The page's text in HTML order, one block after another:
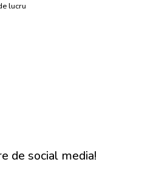
lucru
de social media!